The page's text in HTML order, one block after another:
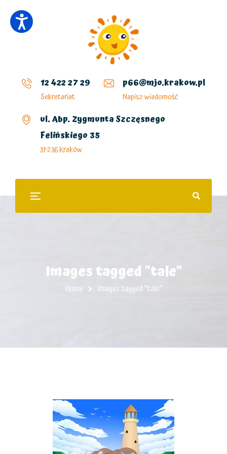
12 422 27 29
Sekretariat
p66@mjo.krakow.pl
Napisz wiadomość
ul. Abp. Zygmunta Szczęsnego
Felińskiego 35
31-236 Kraków
Images tagged "tale"
Home Images tagged "tale"